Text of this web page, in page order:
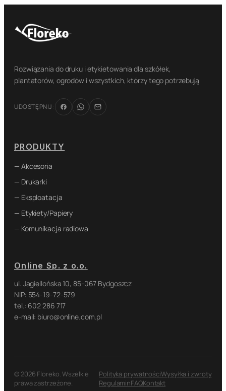
Rozwiązania do druku i etykietowania dla szkółek,
plantatorów, ogrodów i wszystkich, którzy tego potrzebują
UDOSTĘPNIJ:
PRODUKTY
— Akcesoria
— Drukarki
— Eksploatacja
— Etykiety/Papiery
— Komunikacja radiowa
Online Sp. z o.o.
ul. Jagiellońska 10, 85-067 Bydgoszcz
NIP: 554-19-72-579
tel.: 602 286 717
e-mail: biuro@online.com.pl
© 2026 Floreko. Wszelkie
prawa zastrzeżone.
Polityka prywatnościWysyłka i zwroty
RegulaminFAQKontakt